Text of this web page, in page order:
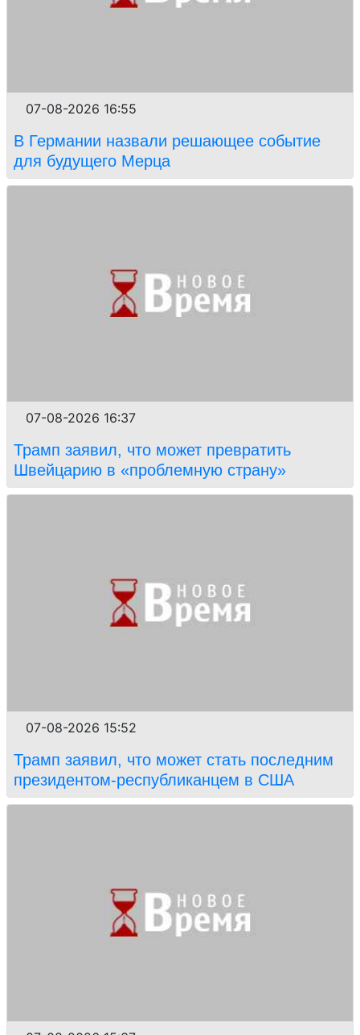
07-08-2026 16:55
В Германии назвали решающее событие
для будущего Мерца
07-08-2026 16:37
Трамп заявил, что может превратить
Швейцарию в «проблемную страну»
07-08-2026 15:52
Трамп заявил, что может стать последним
президентом-республиканцем в США